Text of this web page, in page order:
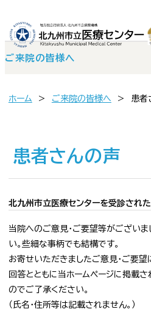
ご来院の皆様へ
ホーム ご来院の皆様へ 患者
患者さんの声
北九州市立医療センターを受診され
当院へのご意見・ご要望等がござい
い。些細な事柄でも結構です。
お寄せいただきましたご意見・ご要望
回答とともに当ホームページに掲載
のでご了承ください。
（氏名・住所等は記載されません。）